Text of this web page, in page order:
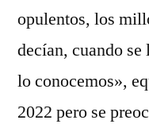
opulentos, los
decían, cuando
lo conocemos»,
2022 pero se